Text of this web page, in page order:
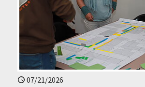
07/21/2026